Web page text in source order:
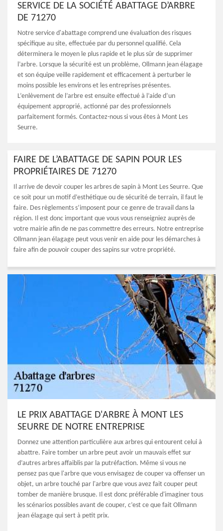
SERVICE DE LA SOCIÉTÉ ABATTAGE D’ARBRE
DE 71270
Notre service d'abattage comprend une évaluation des risques
spécifique au site, effectuée par du personnel qualifié. Cela
déterminera le moyen le plus rapide et le plus sûr de supprimer
l’arbre. Lorsque la sécurité est un problème, Ollmann jean élagage
et son équipe veille rapidement et efficacement à perturber le
moins possible les environs et les entreprises présentes.
L’enlèvement de l’arbre est ensuite effectué à l’aide d’un
équipement approprié, actionné par des professionnels
parfaitement formés. Contactez-nous si vous êtes à Mont Les
Seurre.
FAIRE DE L’ABATTAGE DE SAPIN POUR LES
PROPRIÉTAIRES DE 71270
Il arrive de devoir couper les arbres de sapin à Mont Les Seurre. Que
ce soit pour un motif d’esthétique ou de sécurité de terrain, il faut le
faire. Des règlements s’imposent pour ce genre de travail dans la
région. Il est donc important que vous vous renseigniez auprès de
votre mairie afin de ne pas commettre des erreurs. Notre entreprise
Ollmann jean élagage peut vous venir en aide pour les démarches à
faire afin de pouvoir couper des sapins sur votre propriété.
LE PRIX ABATTAGE D'ARBRE À MONT LES
SEURRE DE NOTRE ENTREPRISE
Donnez une attention particulière aux arbres qui entourent celui à
abattre. Faire tomber un arbre peut avoir un mauvais effet sur
d’autres arbres affaiblis par la putréfaction. Même si vous ne
pensez pas que l'arbre que vous envisagez de couper va offenser un
objet, un arbre touché par l'arbre que vous avez fait couper peut
tomber de manière brusque. Il est donc préférable d'imaginer tous
les scénarios possibles avant de couper, c’est ce que fait Ollmann
jean élagage qui sert à petit prix.